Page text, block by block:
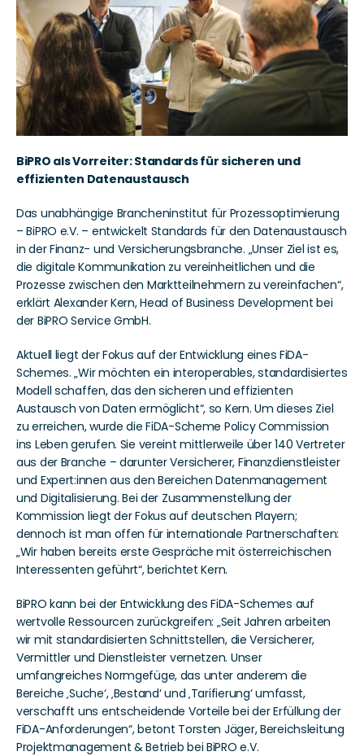
BiPRO als Vorreiter: Standards für sicheren und
effizienten Datenaustausch
Das unabhängige Brancheninstitut für Prozessoptimierung
– BiPRO e.V. – entwickelt Standards für den Datenaustausch
in der Finanz- und Versicherungsbranche. „Unser Ziel ist es,
die digitale Kommunikation zu vereinheitlichen und die
Prozesse zwischen den Marktteilnehmern zu vereinfachen“,
erklärt Alexander Kern, Head of Business Development bei
der BiPRO Service GmbH.
Aktuell liegt der Fokus auf der Entwicklung eines FiDA-
Schemes. „Wir möchten ein interoperables, standardisiertes
Modell schaffen, das den sicheren und effizienten
Austausch von Daten ermöglicht“, so Kern. Um dieses Ziel
zu erreichen, wurde die FiDA-Scheme Policy Commission
ins Leben gerufen. Sie vereint mittlerweile über 140 Vertreter
aus der Branche – darunter Versicherer, Finanzdienstleister
und Expert:innen aus den Bereichen Datenmanagement
und Digitalisierung. Bei der Zusammenstellung der
Kommission liegt der Fokus auf deutschen Playern;
dennoch ist man offen für internationale Partnerschaften:
„Wir haben bereits erste Gespräche mit österreichischen
Interessenten geführt“, berichtet Kern.
BiPRO kann bei der Entwicklung des FiDA-Schemes auf
wertvolle Ressourcen zurückgreifen: „Seit Jahren arbeiten
wir mit standardisierten Schnittstellen, die Versicherer,
Vermittler und Dienstleister vernetzen. Unser
umfangreiches Normgefüge, das unter anderem die
Bereiche ‚Suche‘, ‚Bestand‘ und ‚Tarifierung‘ umfasst,
verschafft uns entscheidende Vorteile bei der Erfüllung der
FiDA-Anforderungen“, betont Torsten Jäger, Bereichsleitung
Projektmanagement & Betrieb bei BiPRO e.V.